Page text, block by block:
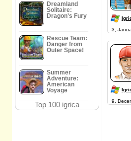
Dreamland
Solitaire:
Dragon's Fury
Rescue Team:
Danger from
Outer Space!
Summer
Adventure:
American
Voyage
Top 100 igrica
3,
9,